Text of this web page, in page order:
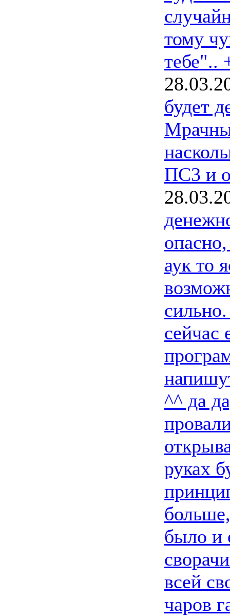
тому
тебе"..
будет
ПС3 и
аук то
сейчас
^^ да
руках
было и
всей
чаров